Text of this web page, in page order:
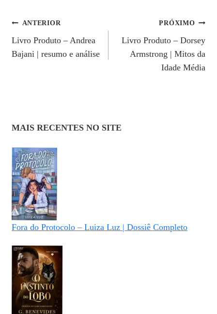
Navegação
De
ANTERIOR
Livro Produto – Andrea
Bajani | resumo e análise
PRÓXIMO
Livro Produto – Dorsey
Armstrong | Mitos da
Idade Média
MAIS RECENTES NO SITE
Fora do Protocolo – Luiza Luz | Dossiê Completo